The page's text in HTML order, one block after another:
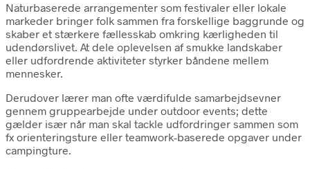
Naturbaserede arrangementer som festivaler eller lokale
markeder bringer folk sammen fra forskellige baggrunde og
skaber et stærkere fællesskab omkring kærligheden til
udendørslivet. At dele oplevelsen af smukke landskaber
eller udfordrende aktiviteter styrker båndene mellem
mennesker.
Derudover lærer man ofte værdifulde samarbejdsevner
gennem gruppearbejde under outdoor events; dette
gælder især når man skal tackle udfordringer sammen som
fx orienteringsture eller teamwork-baserede opgaver under
campingture.